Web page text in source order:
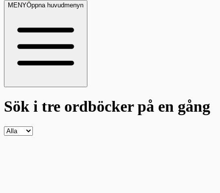
MENYÖppna huvudmenyn
Sök i tre ordböckerpå en gång